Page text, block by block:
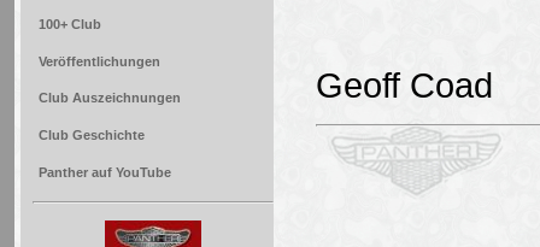
100+ Club
Veröffentlichungen
Club Auszeichnungen
Club Geschichte
Panther auf YouTube
Geoff Coad